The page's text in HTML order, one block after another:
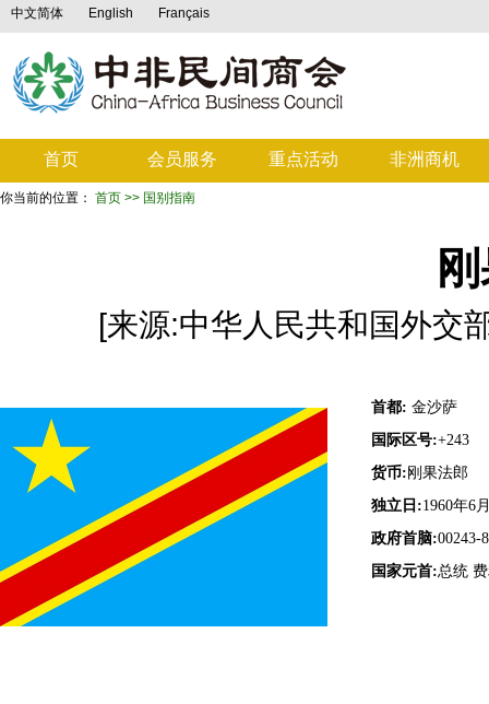
中文简体 English Français
首页 会员服务 重点活动 非洲商机
你当前的位置： 首页 >> 国别指南
[来源:中华人民共和国外
首都: 金沙萨
国际区号:+243
货币: 刚果法郎
独立日:1960年6
政府首脑:00243-
国家元首:总统